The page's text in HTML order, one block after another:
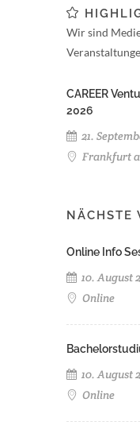
Wir sind
CAREER
2026
21.
Frankfurt
NÄCHSTE
Online Info
10. August
Online
10. August
Online